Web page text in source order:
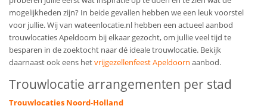
mogelijkheden zijn? In beide gevallen hebben we een leuk voorstel
voor jullie. Wij van wateenlocatie.nl hebben een actueel aanbod
trouwlocaties Apeldoorn bij elkaar gezocht, om jullie veel tijd te
besparen in de zoektocht naar dé ideale trouwlocatie. Bekijk
daarnaast ook eens hetvrijgezellenfeest Apeldoorn aanbod.
Trouwlocatie arrangementen per stad
Trouwlocaties Noord-Holland